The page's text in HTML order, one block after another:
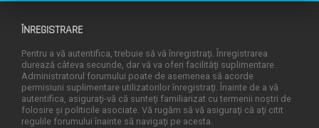
ÎNREGISTRARE
Pentru a vă autentifica, trebuie să vă înregistraţi. Înregistrarea
durează câteva secunde, dar vă va oferi facilităţi suplimentare.
Administratorul forumului poate de asemenea să acorde
permisiuni suplimentare utilizatorilor înregistraţi. Înainte de a vă
autentifica, asiguraţi-vă că sunteţi familiarizat cu termenii noştri de
folosire şi politicile asociate. Vă rugăm să vă asiguraţi că aţi citit
regulile forumului înainte să navigaţi pe acesta.